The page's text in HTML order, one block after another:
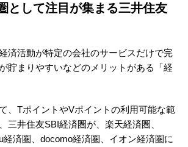
として注目が集まる三井住友
済活動が特定の会社のサービスだけで完
貯まりやすいなどのメリットがある「経
、TポイントやVポイントの利用可能な範
三井住友SBI経済圏が、楽天経済圏、
経済圏、docomo経済圏、イオン経済圏に